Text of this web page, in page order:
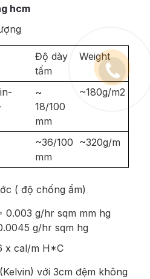
hcm
Độ dày
tấm
Weight
~
18/100
mm
~180g/m2
~36/100
mm
~320g/m
( độ chống ẩm)
0.003 g/hr sqm mm hg
g/hr sqm hg
x cal/m H*C
(Kelvin) với 3cm đệm không